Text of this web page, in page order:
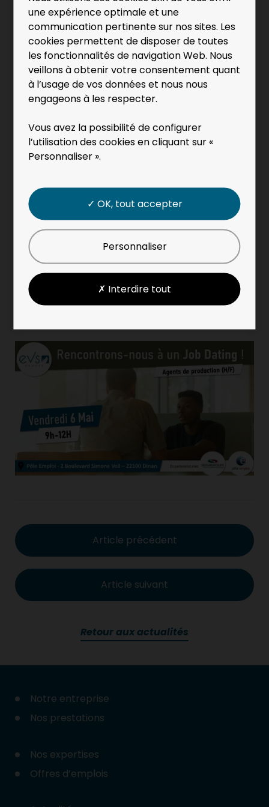
A propos de SERVAGROUPE
Servagroupe, fondé en 1995 est un acteur
Pour leur proposer des services sur mesure, le
groupe s’est structuré autour de 4 métiers :
Travail Temporaire (Généraliste et spécialisé),
mises à l’emploi et 198 salariés intérimaires
formés.
A propos du Job Dating
Vendredi 6 mai de 9h à 12h
Pôle Emploi
2 boulevard Simone Veil
Article précédent
Article suivant
Retour aux actualités
Notre entreprise
Nos prestations
Nos expertises
Offres d’emplois
une expérience optimale et une
communication pertinente sur nos sites. Les
cookies permettent de disposer de toutes
les fonctionnalités de navigation Web. Nous
veillons à obtenir votre consentement quant
à l’usage de vos données et nous nous
engageons à les respecter.
Vous avez la possibilité de configurer
l’utilisation des cookies en cliquant sur «
Personnaliser ».
✓ OK, tout accepter
Personnaliser
✗ Interdire tout